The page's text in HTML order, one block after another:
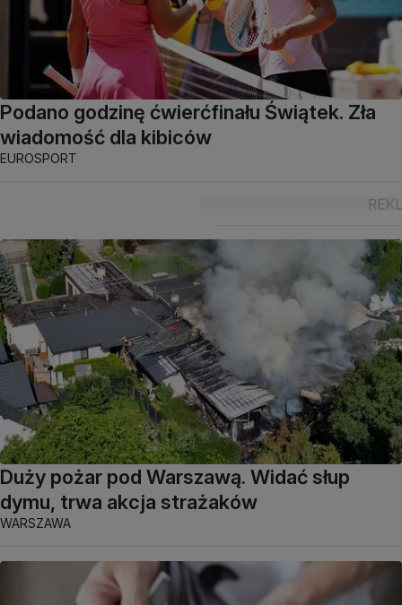
Podano godzinę ćwierćfinału Świątek. Zła
wiadomość dla kibiców
EUROSPORT
Duży pożar pod Warszawą. Widać słup
dymu, trwa akcja strażaków
WARSZAWA